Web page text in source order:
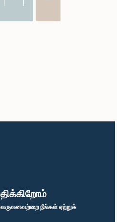
நீங்கள் ஏற்றுக்